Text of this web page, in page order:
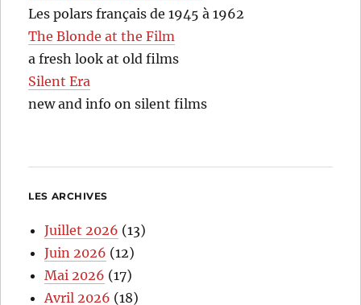
Les polars français de 1945 à 1962
The Blonde at the Film
a fresh look at old films
Silent Era
new and info on silent films
LES ARCHIVES
Juillet 2026 (13)
Juin 2026 (12)
Mai 2026 (17)
Avril 2026 (18)